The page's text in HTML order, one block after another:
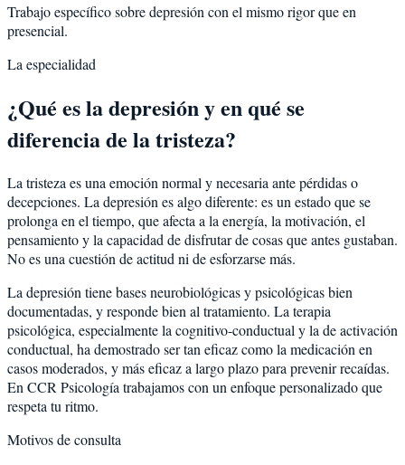
Trabajo específico sobre depresión con el mismo rigor que en
presencial.
La especialidad
¿Qué es la depresión y en qué se
diferencia de la tristeza?
La tristeza es una emoción normal y necesaria ante pérdidas o
decepciones. La depresión es algo diferente: es un estado que se
prolonga en el tiempo, que afecta a la energía, la motivación, el
pensamiento y la capacidad de disfrutar de cosas que antes gustaban.
No es una cuestión de actitud ni de esforzarse más.
La depresión tiene bases neurobiológicas y psicológicas bien
documentadas, y responde bien al tratamiento. La terapia
psicológica, especialmente la cognitivo-conductual y la de activación
conductual, ha demostrado ser tan eficaz como la medicación en
casos moderados, y más eficaz a largo plazo para prevenir recaídas.
En CCR Psicología trabajamos con un enfoque personalizado que
respeta tu ritmo.
Motivos de consulta